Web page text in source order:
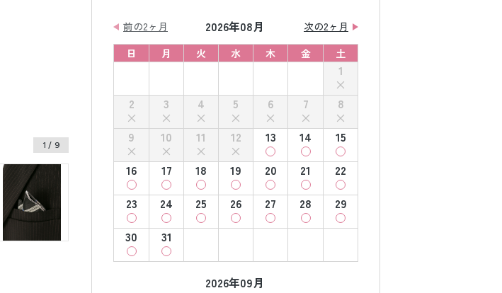
前の2ヶ月 2026年08月
次の2ヶ月
日
月 火 水 木 金 土
1
2
3 4 5 6 7
8
9
10 11 12 13 14
15
16
17 18 19 20 21
22
23
24 25 26 27 28
29
30
31
2026年09月
1 / 9